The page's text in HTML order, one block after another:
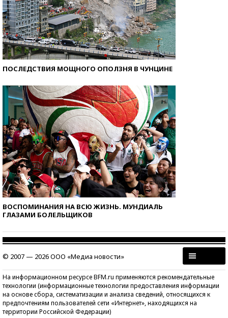
ПОСЛЕДСТВИЯ МОЩНОГО ОПОЛЗНЯ В ЧУНЦИНЕ
ВОСПОМИНАНИЯ НА ВСЮ ЖИЗНЬ. МУНДИАЛЬ
ГЛАЗАМИ БОЛЕЛЬЩИКОВ
© 2007 — 2026 ООО «Медиа новости»
На информационном ресурсе BFM.ru применяются рекомендательные
технологии (информационные технологии предоставления информации
на основе сбора, систематизации и анализа сведений, относящихся к
предпочтениям пользователей сети «Интернет», находящихся на
территории Российской Федерации)